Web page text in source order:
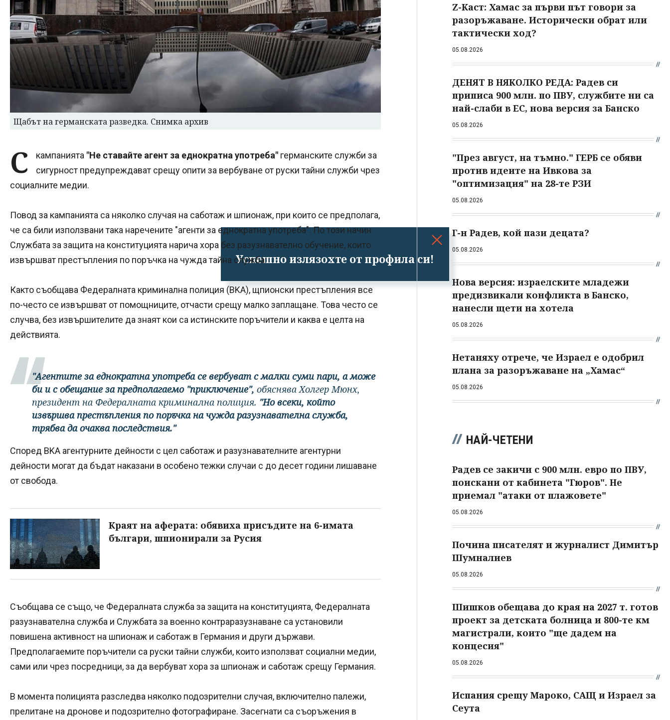
Успешно излязохте от профила си!
Щабът на германската разведка. Снимка архив
С кампанията "Не ставайте агент за еднократна употреба" германските служби за
сигурност предупреждават срещу опити за вербуване от руски тайни служби чрез
социалните медии.
Повод за кампанията са няколко случая на саботаж и шпионаж, при които се предполага,
че са били използвани така наречените "агенти за еднократна употреба". По този начин
Службата за защита на конституцията нарича хора без разузнавателно обучение, които
извършват престъпления по поръчка на чужда тайна служба.
Както съобщава Федералната криминална полиция (BKA), щпионски престъпления все
по-често се извършват от помощниците, отчасти срещу малко заплащане. Това често се
случва, без извършителите да знаят кои са истинските поръчители и каква е целта на
действията.
"Агентите за еднократна употреба се вербуват с малки суми пари, а може
би и с обещание за предполагаемо "приключение", обяснява Холгер Мюнх,
президент на Федералната криминална полиция. "Но всеки, който
извършва престъпления по поръчка на чужда разузнавателна служба,
трябва да очаква последствия."
Според BKA агентурните дейности с цел саботаж и разузнавателните агентурни
дейности могат да бъдат наказани в особено тежки случаи с до десет години лишаване
от свобода.
Краят на аферата: обявиха присъдите на 6-имата
българи, шпионирали за Русия
Съобщава се също, че Федералната служба за защита на конституцията, Федералната
разузнавателна служба и Службата за военно контраразузнаване са установили
повишена активност на шпионаж и саботаж в Германия и други държави.
Предполагаемите поръчители са руски тайни служби, които използват социални медии,
сами или чрез посредници, за да вербуват хора за шпионаж и саботаж срещу Германия.
В момента полицията разследва няколко подозрителни случая, включително палежи,
прелитане на дронове и подозрително фотографиране. Засегнати са съоръжения в
Z-Каст: Хамас за първи път говори за
разоръжаване. Исторически обрат или
тактически ход?
05.08.2026
ДЕНЯТ В НЯКОЛКО РЕДА: Радев си
приписа 900 млн. по ПВУ, службите ни са
най-слаби в ЕС, нова версия за Банско
05.08.2026
"През август, на тъмно." ГЕРБ се обяви
против идеите на Ивкова за
"оптимизация" на 28-те РЗИ
05.08.2026
Г-н Радев, кой пази децата?
05.08.2026
Нова версия: израелските младежи
предизвикали конфликта в Банско,
нанесли щети на хотела
05.08.2026
Нетаняху отрече, че Израел е одобрил
плана за разоръжаване на „Хамас“
05.08.2026
НАЙ-ЧЕТЕНИ
Радев се закичи с 900 млн. евро по ПВУ,
поискани от кабинета "Гюров". Не
приемал "атаки от плажовете"
05.08.2026
Почина писателят и журналист Димитър
Шумналиев
05.08.2026
Шишков обещава до края на 2027 т. готов
проект за детската болница и 800-те км
магистрали, които "ще дадем на
концесия"
05.08.2026
Испания срещу Мароко, САЩ и Израел за
Сеута